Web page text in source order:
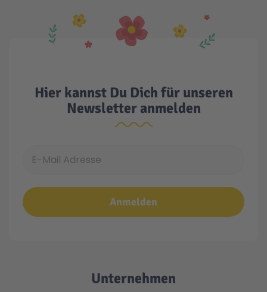
Hier kannst Du Dich für unseren
Newsletter anmelden
Anmelden
Unternehmen